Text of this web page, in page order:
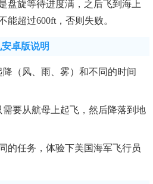
盘旋等待进度满，之后飞到海上
能超过600ft，否则失败。
卓版说明
（风、雨、雾）和不同的时间
要从航母上起飞，然后降落到地
的任务，体验下美国海军飞行员